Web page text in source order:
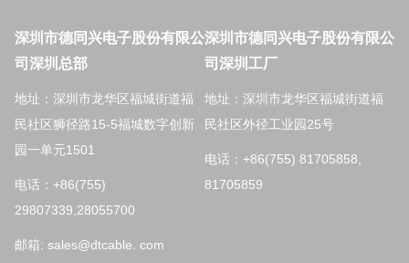
深圳市德同兴电子股份有限公
司深圳总部
地址：深圳市龙华区福城街道福
民社区狮径路15-5福城数字创新
园一单元1501
电话：+86(755)
29807339,28055700
邮箱: sales@dtcable. com
深圳市德同兴电子股份有限公
司深圳工厂
地址：深圳市龙华区福城街道福
民社区外径工业园25号
电话：+86(755) 81705858,
81705859